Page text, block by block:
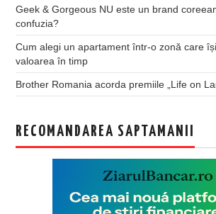
Geek & Gorgeous NU este un brand
confuzia?
Cum alegi un apartament într-o zonă care
valoarea în timp
Brother Romania acorda premiile „Life on
RECOMANDAREA SAPTAMANII